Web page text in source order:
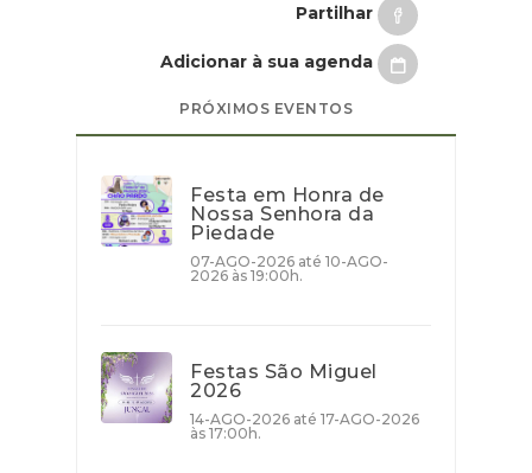
Partilhar
Adicionar à sua agenda
PRÓXIMOS EVENTOS
Festa em Honra de
Nossa Senhora da
Piedade
07-AGO-2026 até 10-AGO-
2026 às 19:00h.
Festas São Miguel
2026
14-AGO-2026 até 17-AGO-2026
às 17:00h.